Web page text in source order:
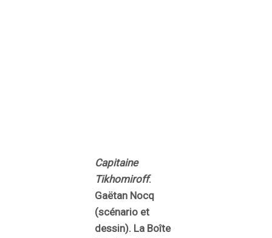
Capitaine
Tikhomiroff.
Gaëtan Nocq
(scénario et
dessin). La Boîte